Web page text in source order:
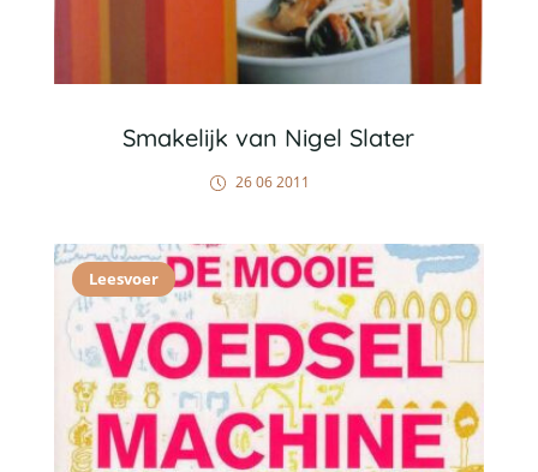
Smakelijk van Nigel Slater
26 06 2011
Leesvoer